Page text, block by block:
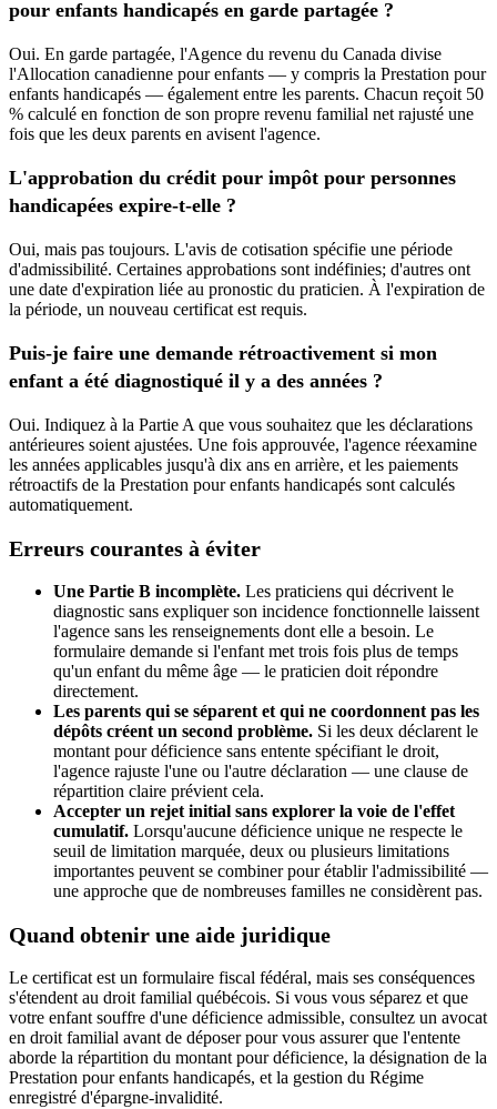
pour enfants handicapés en garde partagée ?
Oui. En garde partagée, l'Agence du revenu du Canada divise
l'Allocation canadienne pour enfants — y compris la Prestation pour
enfants handicapés — également entre les parents. Chacun reçoit 50
% calculé en fonction de son propre revenu familial net rajusté une
fois que les deux parents en avisent l'agence.
L'approbation du crédit pour impôt pour personnes
handicapées expire-t-elle ?
Oui, mais pas toujours. L'avis de cotisation spécifie une période
d'admissibilité. Certaines approbations sont indéfinies; d'autres ont
une date d'expiration liée au pronostic du praticien. À l'expiration de
la période, un nouveau certificat est requis.
Puis-je faire une demande rétroactivement si mon
enfant a été diagnostiqué il y a des années ?
Oui. Indiquez à la Partie A que vous souhaitez que les déclarations
antérieures soient ajustées. Une fois approuvée, l'agence réexamine
les années applicables jusqu'à dix ans en arrière, et les paiements
rétroactifs de la Prestation pour enfants handicapés sont calculés
automatiquement.
Erreurs courantes à éviter
Une Partie B incomplète. Les praticiens qui décrivent le
diagnostic sans expliquer son incidence fonctionnelle laissent
l'agence sans les renseignements dont elle a besoin. Le
formulaire demande si l'enfant met trois fois plus de temps
qu'un enfant du même âge — le praticien doit répondre
directement.
Les parents qui se séparent et qui ne coordonnent pas les
dépôts créent un second problème. Si les deux déclarent le
montant pour déficience sans entente spécifiant le droit,
l'agence rajuste l'une ou l'autre déclaration — une clause de
répartition claire prévient cela.
Accepter un rejet initial sans explorer la voie de l'effet
cumulatif. Lorsqu'aucune déficience unique ne respecte le
seuil de limitation marquée, deux ou plusieurs limitations
importantes peuvent se combiner pour établir l'admissibilité —
une approche que de nombreuses familles ne considèrent pas.
Quand obtenir une aide juridique
Le certificat est un formulaire fiscal fédéral, mais ses conséquences
s'étendent au droit familial québécois. Si vous vous séparez et que
votre enfant souffre d'une déficience admissible, consultez un avocat
en droit familial avant de déposer pour vous assurer que l'entente
aborde la répartition du montant pour déficience, la désignation de la
Prestation pour enfants handicapés, et la gestion du Régime
enregistré d'épargne-invalidité.